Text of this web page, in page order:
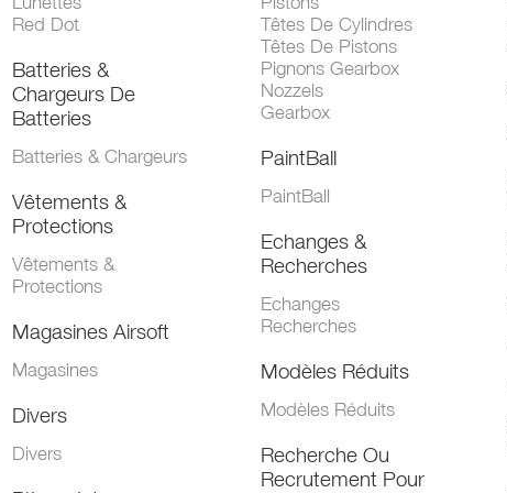
Red Dot
Batteries &
Chargeurs De
Batteries
Batteries & Chargeurs
Vêtements &
Protections
Vêtements &
Protections
Magasines Airsoft
Magasines
Divers
Divers
Têtes De Cylindres
Têtes De Pistons
Pignons Gearbox
Nozzels
Gearbox
PaintBall
PaintBall
Echanges &
Recherches
Echanges
Recherches
Modèles Réduits
Modèles Réduits
Recherche Ou
Recrutement Pour